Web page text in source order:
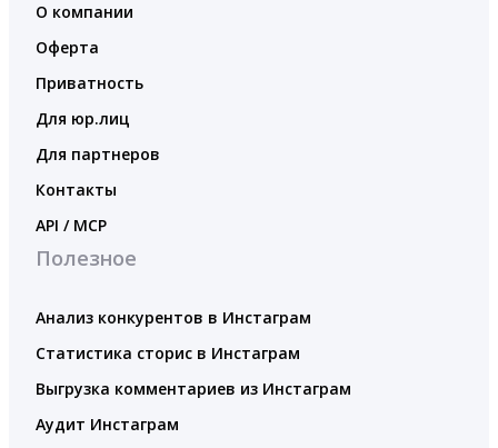
О компании
Оферта
Приватность
Для юр.лиц
Для партнеров
Контакты
API / MCP
Полезное
Анализ конкурентов в Инстаграм
Статистика сторис в Инстаграм
Выгрузка комментариев из Инстаграм
Аудит Инстаграм